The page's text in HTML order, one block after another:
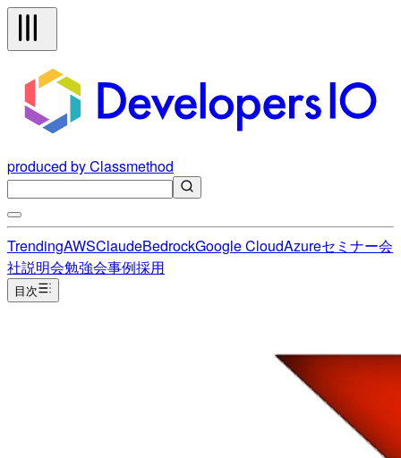
produced by Classmethod
TrendingAWSClaudeBedrockGoogle CloudAzureセミナー会
社説明会勉強会事例採用
目次